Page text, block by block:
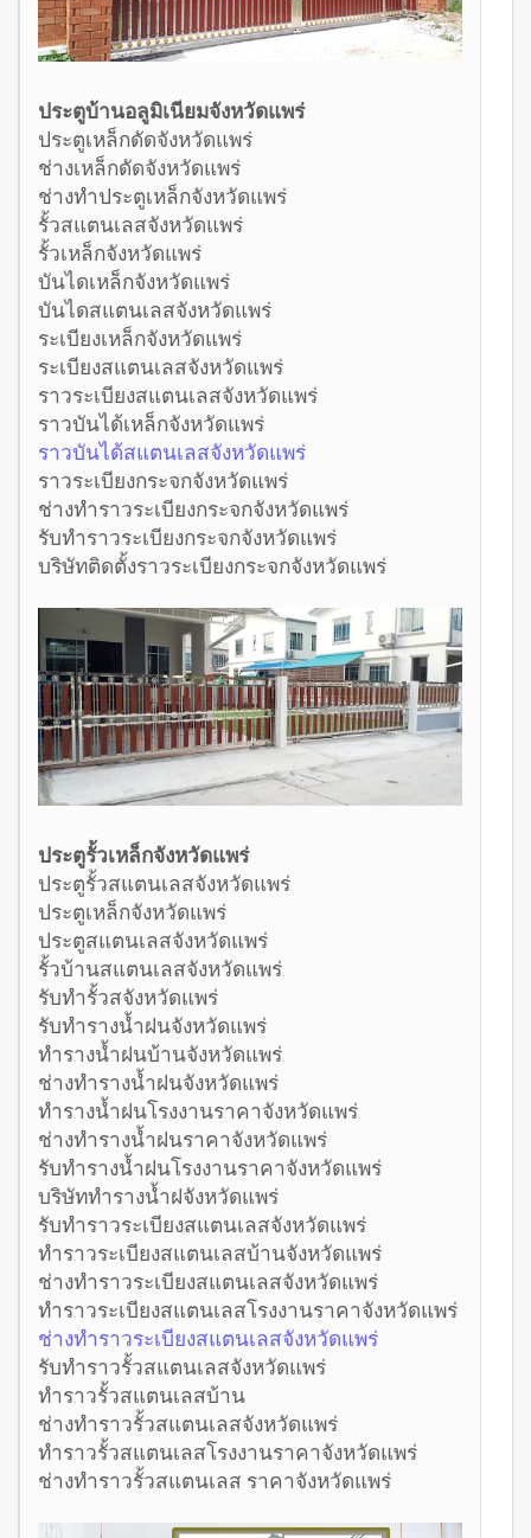
ประตูบ้านอลูมิเนียมจังหวัดแพร่
ประตูเหล็กดัดจังหวัดแพร่
ช่างเหล็กดัดจังหวัดแพร่
ช่างทำประตูเหล็กจังหวัดแพร่
รั้วสแตนเลสจังหวัดแพร่
รั้วเหล็กจังหวัดแพร่
บันไดเหล็กจังหวัดแพร่
บันไดสแตนเลสจังหวัดแพร่
ระเบียงเหล็กจังหวัดแพร่
ระเบียงสแตนเลสจังหวัดแพร่
ราวระเบียงสแตนเลสจังหวัดแพร่
ราวบันได้เหล็กจังหวัดแพร่
ราวบันได้สแตนเลสจังหวัดแพร่
ราวระเบียงกระจกจังหวัดแพร่
ช่างทำราวระเบียงกระจกจังหวัดแพร่
รับทำราวระเบียงกระจกจังหวัดแพร่
บริษัทติดตั้งราวระเบียงกระจกจังหวัดแพร่
ประตูรั้วเหล็กจังหวัดแพร่
ประตูรั้วสแตนเลสจังหวัดแพร่
ประตูเหล็กจังหวัดแพร่
ประตูสแตนเลสจังหวัดแพร่
รั้วบ้านสแตนเลสจังหวัดแพร่
รับทำรั้วสจังหวัดแพร่
รับทำรางน้ำฝนจังหวัดแพร่
ทำรางน้ำฝนบ้านจังหวัดแพร่
ช่างทำรางน้ำฝนจังหวัดแพร่
ทำรางน้ำฝนโรงงานราคาจังหวัดแพร่
ช่างทำรางน้ำฝนราคาจังหวัดแพร่
รับทำรางน้ำฝนโรงงานราคาจังหวัดแพร่
บริษัททำรางน้ำฝจังหวัดแพร่
รับทำราวระเบียงสแตนเลสจังหวัดแพร่
ทำราวระเบียงสแตนเลสบ้านจังหวัดแพร่
ช่างทำราวระเบียงสแตนเลสจังหวัดแพร่
ทำราวระเบียงสแตนเลสโรงงานราคาจังหวัดแพร่
ช่างทำราวระเบียงสแตนเลสจังหวัดแพร่
รับทำราวรั้วสแตนเลสจังหวัดแพร่
ทำราวรั้วสแตนเลสบ้าน
ช่างทำราวรั้วสแตนเลสจังหวัดแพร่
ทำราวรั้วสแตนเลสโรงงานราคาจังหวัดแพร่
ช่างทำราวรั้วสแตนเลส ราคาจังหวัดแพร่